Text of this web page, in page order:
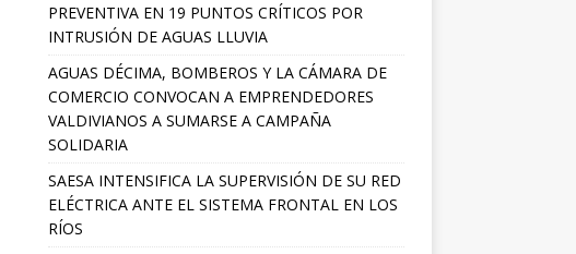
PREVENTIVA EN 19 PUNTOS CRÍTICOS POR
INTRUSIÓN DE AGUAS LLUVIA
AGUAS DÉCIMA, BOMBEROS Y LA CÁMARA DE
COMERCIO CONVOCAN A EMPRENDEDORES
VALDIVIANOS A SUMARSE A CAMPAÑA
SOLIDARIA
SAESA INTENSIFICA LA SUPERVISIÓN DE SU RED
ELÉCTRICA ANTE EL SISTEMA FRONTAL EN LOS
RÍOS